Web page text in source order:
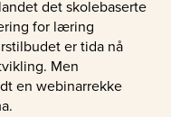
det skolebaserte
for læring
er tida nå
Men
en webinarrekke